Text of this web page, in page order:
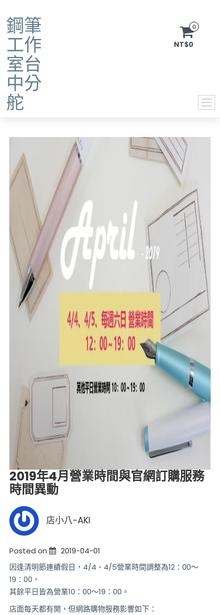
鋼筆
工作
室台
中分
舵
0
NT$0
2019年4月營業時間與官網訂購服務
時間異動
店小八-AKI
Posted on
2019-04-01
因逢清明節連續假日，4/4、4/5營業時間調整為12：00～
19：00，
其餘平日皆為營業10：00～19：00。
店面每天都有開，但網路購物服務影響如下：